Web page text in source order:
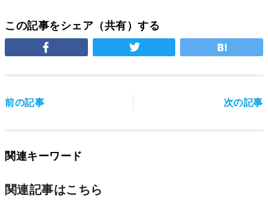
この記事をシェア（共有）する
前の記事 次の記事
関連キーワード
関連記事はこちら